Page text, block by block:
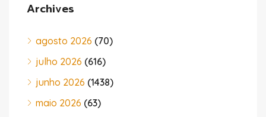
Archives
agosto 2026 (70)
julho 2026 (616)
junho 2026 (1438)
maio 2026 (63)